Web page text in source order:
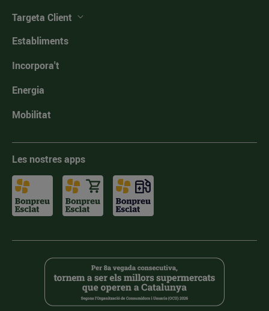
Targeta Client
Establiments
Incorpora't
Energia
Mobilitat
Les nostres apps